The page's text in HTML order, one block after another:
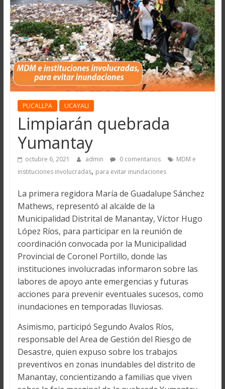
PUCALLPA UCAYALI
Limpiarán quebrada
Yumantay
octubre 6, 2021 admin 0 comentarios
MDM e
instituciones involucradas, para evitar inundaciones
La primera regidora María de Guadalupe Sánchez
Mathews, representó al alcalde de la
Municipalidad Distrital de Manantay, Víctor Hugo
López Ríos, para participar en la reunión de
coordinación convocada por la Municipalidad
Provincial de Coronel Portillo, donde las
instituciones involucradas informaron sobre las
labores de apoyo ante emergencias y futuras
acciones para prevenir eventuales sucesos, como
inundaciones en temporadas lluviosas.
Asimismo, participó Segundo Avalos Ríos,
responsable del Area de Gestión del Riesgo de
Desastre, quien expuso sobre los trabajos
preventivos en zonas inundables del distrito de
Manantay, concientizando a familias que viven